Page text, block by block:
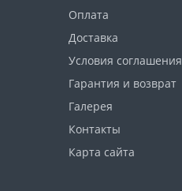
Оплата
Доставка
Условия соглашения
Гарантия и возврат
Галерея
Контакты
Карта сайта